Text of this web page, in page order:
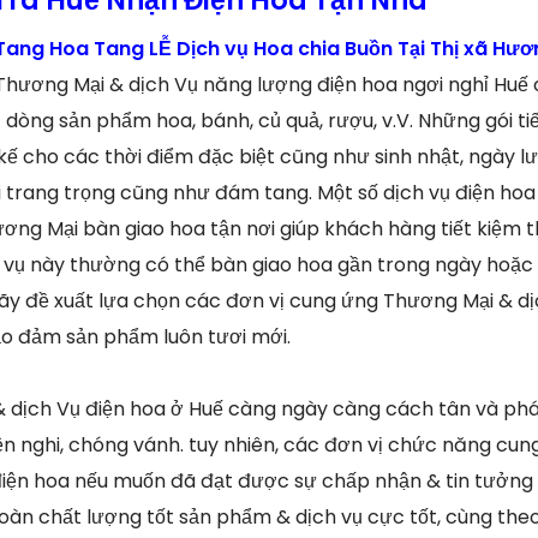
Hoa Tang LỄ Dịch vụ Hoa chia Buồn Tại Thị xã
Mại & dịch Vụ năng lượng điện hoa ngơi nghỉ
sản phẩm hoa, bánh, củ quả, rượu, v.V. Những gói
cho các thời điểm đặc biệt cũng như sinh nhật, ngày
trọng cũng như đám tang. Một số dịch vụ điện
Mại bàn giao hoa tận nơi giúp khách hàng tiết kiệm
này thường có thể bàn giao hoa gần trong ngày
đề xuất lựa chọn các đơn vị cung ứng Thương Mại &
đảm sản phẩm luôn tươi mới.
dịch Vụ điện hoa ở Huế càng ngày càng cách tân và
nghi, chóng vánh. tuy nhiên, các đơn vị chức năng
hoa nếu muốn đã đạt được sự chấp nhận & tin
chất lượng tốt sản phẩm & dịch vụ cực tốt, cùng